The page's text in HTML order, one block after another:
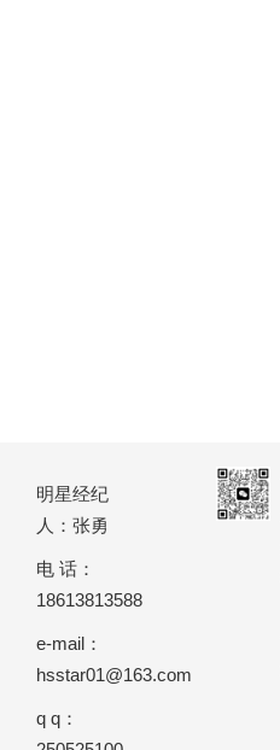
明星经纪
人：张勇
电 话：
18613813588
e-mail：
hsstar01@163.com
q q：